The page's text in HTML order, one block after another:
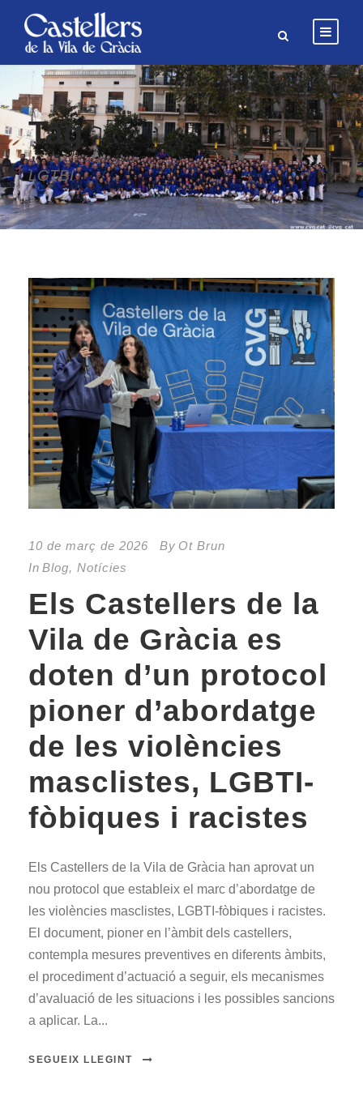
Tag
LGTBI
10 de març de 2026 By Ot Brun
In Blog, Notícies
Els Castellers de la
Vila de Gràcia es
doten d’un protocol
pioner d’abordatge
de les violències
masclistes, LGBTI-
fòbiques i racistes
Els Castellers de la Vila de Gràcia han aprovat un
nou protocol que estableix el marc d’abordatge de
les violències masclistes, LGBTI-fòbiques i racistes.
El document, pioner en l’àmbit dels castellers,
contempla mesures preventives en diferents àmbits,
el procediment d’actuació a seguir, els mecanismes
d’avaluació de les situacions i les possibles sancions
a aplicar. La...
SEGUEIX LLEGINT